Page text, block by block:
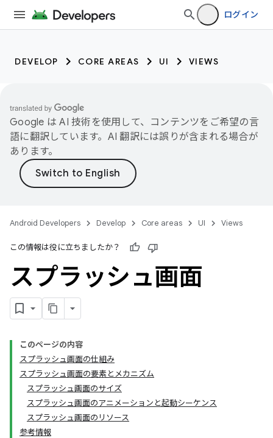
ログイン
DEVELOP CORE AREAS UI VIEWS
Google は AI 技術を使用して、コンテンツをご希望の言
語に翻訳しています。AI 翻訳には誤りが含まれる場合が
あります。
Android Developers Develop Core areas UI Views
この情報は役に立ちましたか？
スプラッシュ画面
このページの内容
スプラッシュ画面の仕組み
スプラッシュ画面の要素とメカニズム
スプラッシュ画面のサイズ
スプラッシュ画面のアニメーションと起動シーケンス
スプラッシュ画面のリソース
参考情報